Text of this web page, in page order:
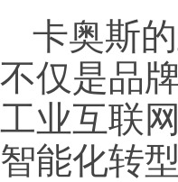
卡奥斯
不仅是品
工业互联
智能化转